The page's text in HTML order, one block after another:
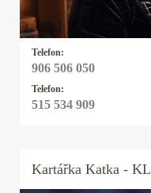
Telefon:
906 506 050
Telefon:
515 534 909
francouzsky,
moc
Kartářka Katka -